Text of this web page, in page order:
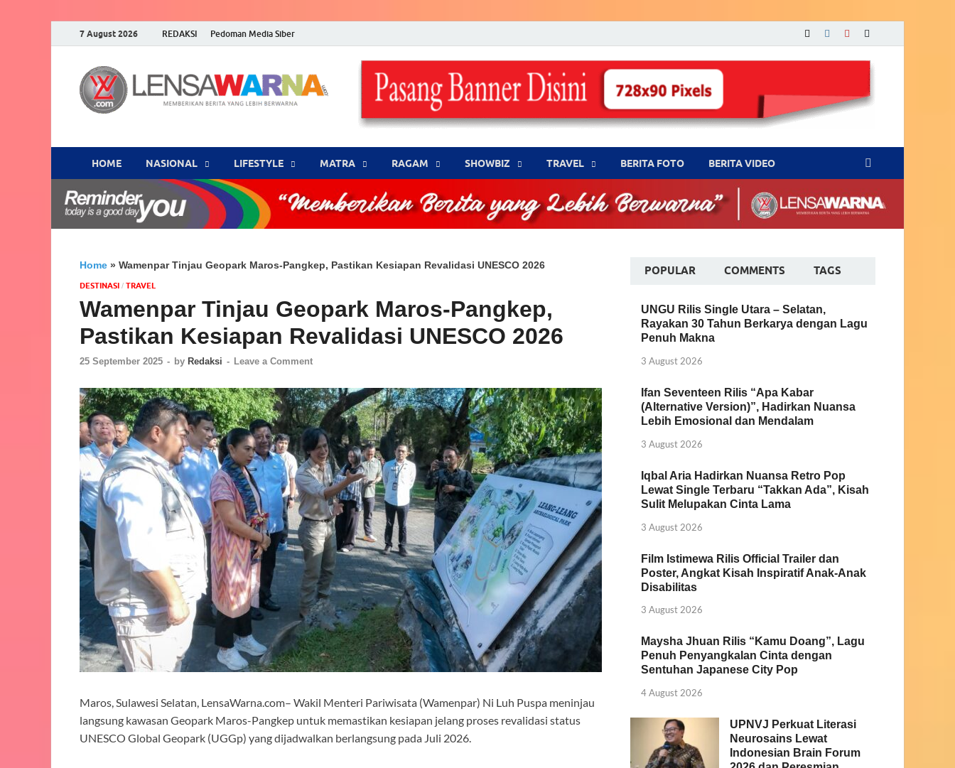
7 August 2026 REDAKSI Pedoman Media Siber
LENSA WARNA .com
Memberikan Berita yang Lebih Berwarna
HOME NASIONAL ‎LIFESTYLE MATRA ‎RAGAM ‎SHOWBIZ ‎TRAVEL BERITA FOTO BERITA VIDEO
Home » Wamenpar Tinjau Geopark Maros-Pangkep, Pastikan Kesiapan Revalidasi UNESCO 2026
DESTINASI / ‎TRAVEL
Wamenpar Tinjau Geopark Maros-Pangkep,
Pastikan Kesiapan Revalidasi UNESCO 2026
25 September 2025 - by Redaksi - Leave a Comment
Maros, Sulawesi Selatan, LensaWarna.com– Wakil Menteri Pariwisata (Wamenpar) Ni Luh Puspa meninjau
langsung kawasan Geopark Maros-Pangkep untuk memastikan kesiapan jelang proses revalidasi status
UNESCO Global Geopark (UGGp) yang dijadwalkan berlangsung pada Juli 2026.
POPULAR COMMENTS TAGS
UNGU Rilis Single Utara – Selatan,
Rayakan 30 Tahun Berkarya dengan Lagu
Penuh Makna
3 August 2026
Ifan Seventeen Rilis “Apa Kabar
(Alternative Version)”, Hadirkan Nuansa
Lebih Emosional dan Mendalam
3 August 2026
Iqbal Aria Hadirkan Nuansa Retro Pop
Lewat Single Terbaru “Takkan Ada”, Kisah
Sulit Melupakan Cinta Lama
3 August 2026
Film Istimewa Rilis Official Trailer dan
Poster, Angkat Kisah Inspiratif Anak-Anak
Disabilitas
3 August 2026
Maysha Jhuan Rilis “Kamu Doang”, Lagu
Penuh Penyangkalan Cinta dengan
Sentuhan Japanese City Pop
4 August 2026
UPNVJ Perkuat Literasi
Neurosains Lewat
Indonesian Brain Forum